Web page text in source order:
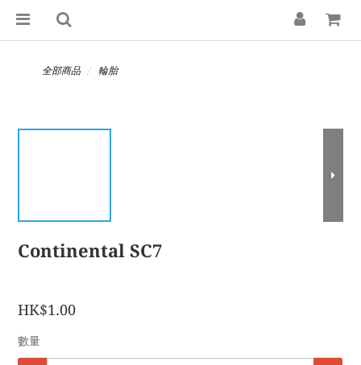
全部商品 輪胎
Continental SC7
HK$1.00
數量